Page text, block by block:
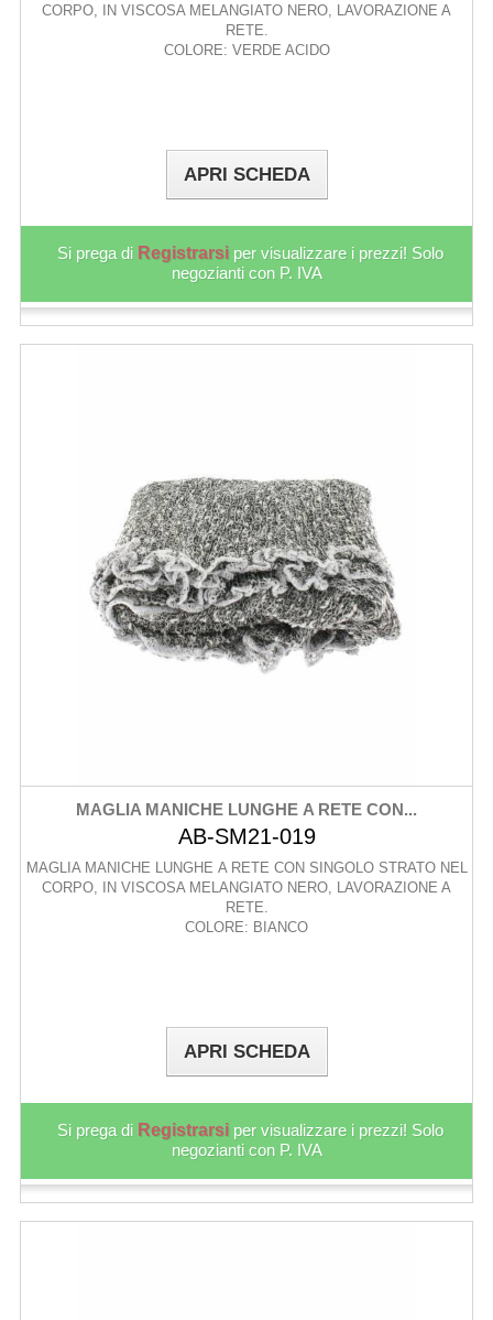
CORPO, IN VISCOSA MELANGIATO NERO, LAVORAZIONE A
RETE.
COLORE: VERDE ACIDO
APRI SCHEDA
Si prega di Registrarsi per visualizzare i prezzi! Solo
negozianti con P. IVA
MAGLIA MANICHE LUNGHE A RETE CON...
AB-SM21-019
MAGLIA MANICHE LUNGHE A RETE CON SINGOLO STRATO NEL
CORPO, IN VISCOSA MELANGIATO NERO, LAVORAZIONE A
RETE.
COLORE: BIANCO
APRI SCHEDA
Si prega di Registrarsi per visualizzare i prezzi! Solo
negozianti con P. IVA